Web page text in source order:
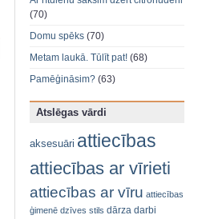
(70)
Domu spēks (70)
Metam laukā. Tūlīt pat! (68)
Pamēģināsim? (63)
Atslēgas vārdi
aksesuāri attiecības
attiecības ar vīrieti
attiecības ar vīru attiecības
ģimenē dzīves stils dārza darbi